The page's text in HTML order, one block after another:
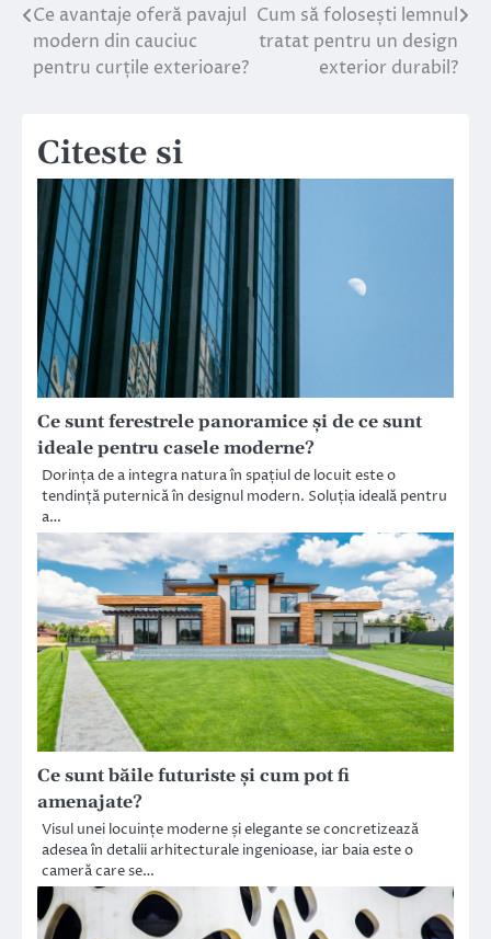
Navigare
în
Ce avantaje oferă pavajul
modern din cauciuc
pentru curțile exterioare?
Cum să folosești lemnul
tratat pentru un design
exterior durabil?
Citeste si
Ce sunt ferestrele panoramice și de ce sunt
ideale pentru casele moderne?
Dorința de a integra natura în spațiul de locuit este o
tendință puternică în designul modern. Soluția ideală pentru
a…
Ce sunt băile futuriste și cum pot fi
amenajate?
Visul unei locuințe moderne și elegante se concretizează
adesea în detalii arhitecturale ingenioase, iar baia este o
cameră care se…